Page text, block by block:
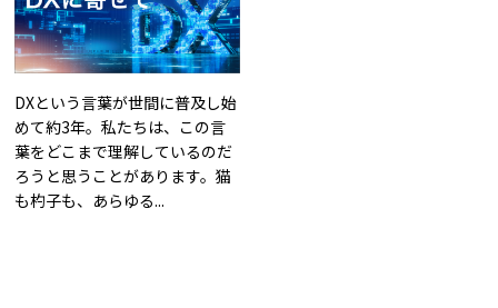
動画コーナー
支援実績
トレンド用語集
社長ブログ
DXという言葉が世間に普及し始
めて約3年。私たちは、この言
葉をどこまで理解しているのだ
ろうと思うことがあります。猫
も杓子も、あらゆる...